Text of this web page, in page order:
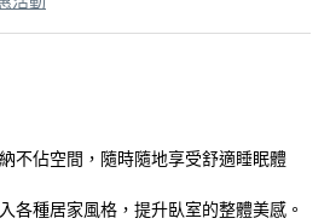
不佔空間，隨時隨地享受舒適睡眠體
各種居家風格，提升臥室的整體美感。